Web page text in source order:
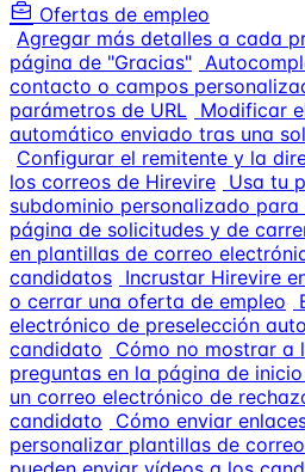
Ofertas de empleo
Agregar más detalles a cada
página de "Gracias"
contacto o campos
parámetros de URL Modificar
automático enviado tras una
Configurar el remitente y la
los correos de Hirevire Usa tu
subdominio personalizado para
página de solicitudes y de
en plantillas de correo
candidatos Incrustar Hirevire
o cerrar una oferta de empleo
electrónico de preselección
candidato
Cómo no mostrar a
preguntas en la página de
un correo electrónico de
candidato
Cómo enviar
personalizar plantillas de